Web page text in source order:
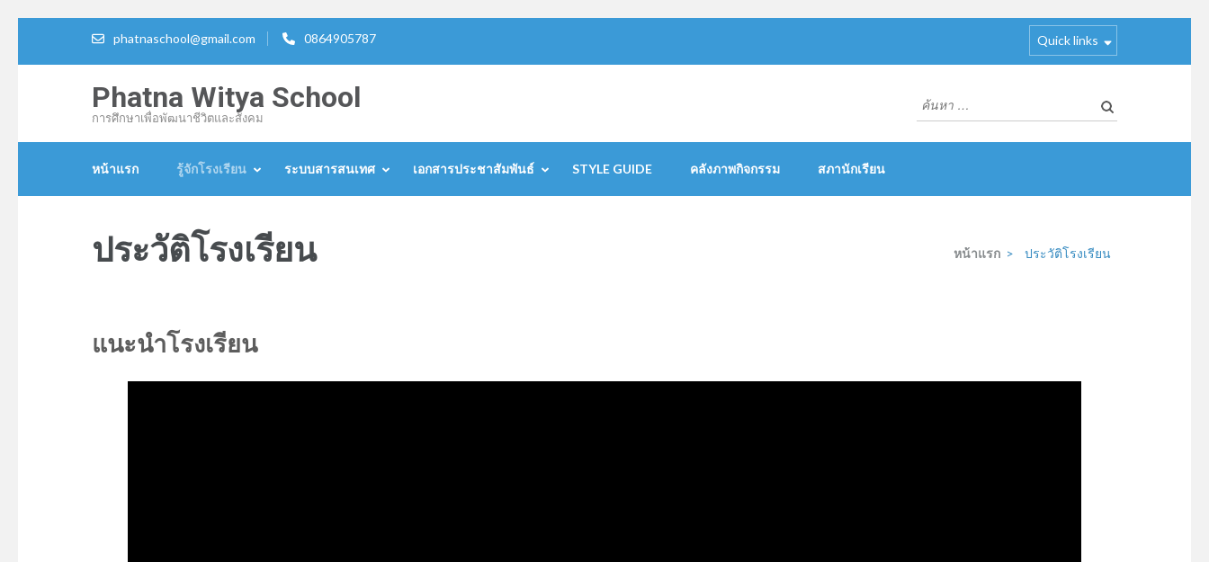
phatnaschool@gmail.com 0864905787 Quick links
Phatna Witya School
การศึกษาเพื่อพัฒนาชีวิตและสังคม
ค้นหา
สำหรับ:
หน้าแรก รู้จักโรงเรียน ระบบสารสนเทศ เอกสารประชาสัมพันธ์ STYLE GUIDE คลังภาพกิจกรรม สภานักเรียน
ประวัติโรงเรียน หน้าแรก > ประวัติโรงเรียน
แนะนำโรงเรียน